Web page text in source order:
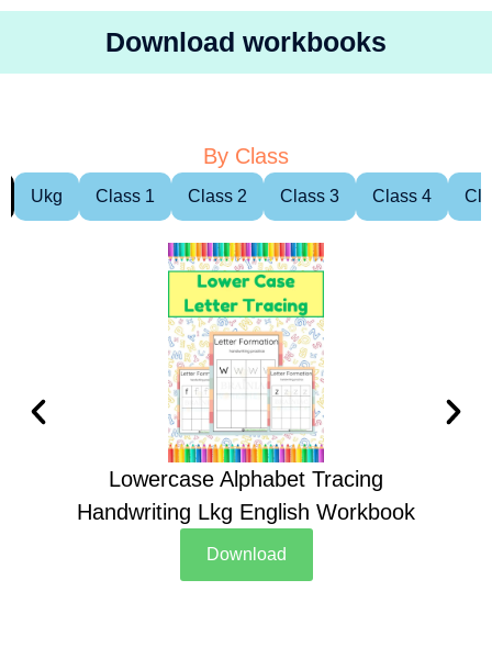
Download workbooks
By Class
Ukg Class 1 Class 2 Class 3 Class 4
Lowercase Alphabet Tracing
Handwriting Lkg English Workbook
Download